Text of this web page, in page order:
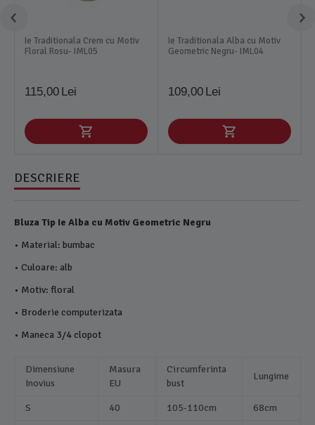
Ie Traditionala Crem cu Motiv
Floral Rosu- IML05
115,00 Lei
Ie Traditionala Alba cu Motiv
Geometric Negru- IML04
109,00 Lei
DESCRIERE
Bluza Tip Ie Alba cu Motiv Geometric Negru
• Material: bumbac
• Culoare: alb
• Motiv: floral
• Broderie computerizata
• Maneca 3/4 clopot
Dimensiune
Inovius
Masura
EU
Circumferinta
bust
Lungime
S 40 105-110cm 68cm